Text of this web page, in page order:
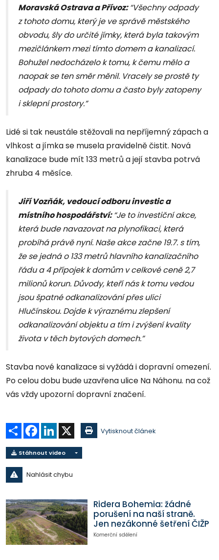
Moravská Ostrava a Přívoz:“Všechny odpady
z tohoto domu, který je ve správě městského
obvodu, šly do určité jímky, která byla takovým
mezičlánkem mezi tímto domem a kanalizací.
Bohužel nedocházelo k tomu, k čemu mělo a
naopak se ten směr měnil. Vracely se prostě ty
odpady do tohoto domu a často byly zatopeny
i sklepní prostory.”
Lidé si tak neustále stěžovali na nepříjemný zápach a
vlhkost a jímka se musela pravidelně čistit. Nová
kanalizace bude mít 133 metrů a její stavba potrvá
zhruba 4 měsíce.
Jiří Vozňák, vedoucí odboru investic a
místního hospodářství:“Je to investiční akce,
která bude navazovat na plynofikaci, která
probíhá právě nyní. Naše akce začne 19.7. s tím,
že se jedná o 133 metrů hlavního kanalizačního
řádu a 4 přípojek k domům v celkové ceně 2,7
milionů korun. Důvody, kteří nás k tomu vedou
jsou špatné odkanalizování přes ulici
Hlučínskou. Dojde k výraznému zlepšení
odkanalizování objektu a tím i zvýšení kvality
života v těch bytových domech.”
Stavba nové kanalizace si vyžádá i dopravní omezení.
Po celou dobu bude uzavřena ulice Na Náhonu. na což
vás vždy upozorní dopravní značení.
Sdílet Facebook
LinkedIn Vytisknout článek
Stáhnout video
Nahlásit chybu
Ridera Bohemia: žádné
porušení na naší straně.
Jen nezákonné šetření ČIŽP
Komerční sdělení